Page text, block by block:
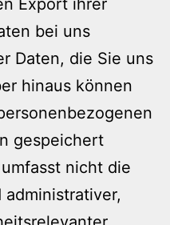
Export ihrer
bei uns
Daten, die Sie uns
hinaus können
gespeichert
nicht die